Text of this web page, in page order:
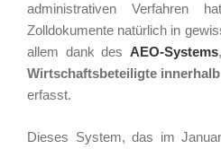
administrativen Verfahren
Zolldokumente natürlich in
allem dank des AEO-Systems
Wirtschaftsbeteiligte
erfasst.
Dieses System, das im